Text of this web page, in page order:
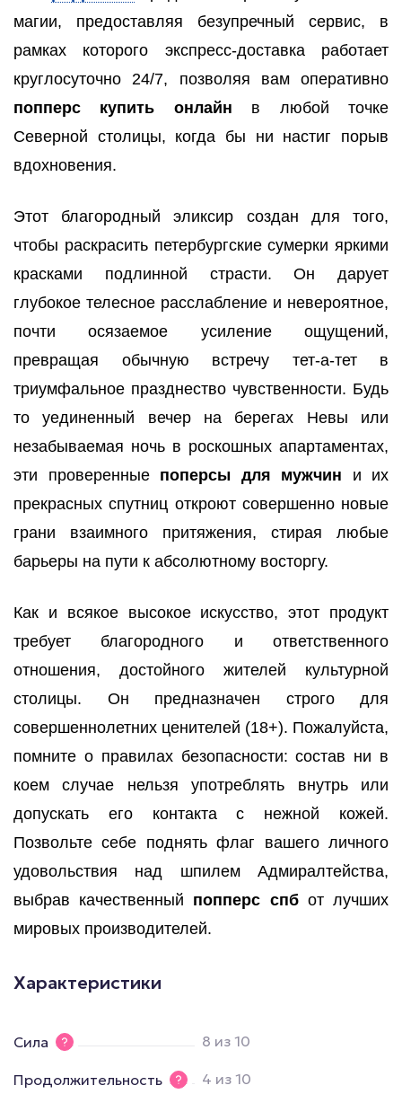
магии, предоставляя безупречный сервис, в
рамках которого экспресс-доставка работает
круглосуточно 24/7, позволяя вам оперативно
попперс купить онлайн в любой точке
Северной столицы, когда бы ни настиг порыв
вдохновения.
Этот благородный эликсир создан для того,
чтобы раскрасить петербургские сумерки яркими
красками подлинной страсти. Он дарует
глубокое телесное расслабление и невероятное,
почти осязаемое усиление ощущений,
превращая обычную встречу тет-а-тет в
триумфальное празднество чувственности. Будь
то уединенный вечер на берегах Невы или
незабываемая ночь в роскошных апартаментах,
эти проверенные поперсы для мужчин и их
прекрасных спутниц откроют совершенно новые
грани взаимного притяжения, стирая любые
барьеры на пути к абсолютному восторгу.
Как и всякое высокое искусство, этот продукт
требует благородного и ответственного
отношения, достойного жителей культурной
столицы. Он предназначен строго для
совершеннолетних ценителей (18+). Пожалуйста,
помните о правилах безопасности: состав ни в
коем случае нельзя употреблять внутрь или
допускать его контакта с нежной кожей.
Позвольте себе поднять флаг вашего личного
удовольствия над шпилем Адмиралтейства,
выбрав качественный попперс спбот лучших
мировых производителей.
Характеристики
Сила 8 из 10
Продолжительность 4 из 10